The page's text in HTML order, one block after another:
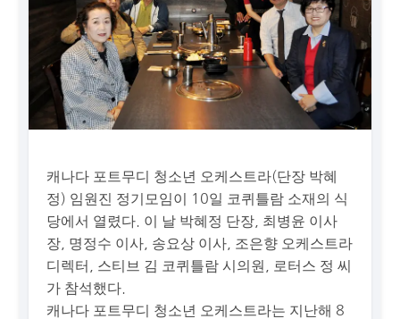
캐나다 포트무디 청소년 오케스트라(단장 박혜
정) 임원진 정기모임이 10일 코퀴틀람 소재의 식
당에서 열렸다. 이 날 박혜정 단장, 최병윤 이사
장, 명정수 이사, 송요상 이사, 조은향 오케스트라
디렉터, 스티브 김 코퀴틀람 시의원, 로터스 정 씨
가 참석했다.
캐나다 포트무디 청소년 오케스트라는 지난해 8